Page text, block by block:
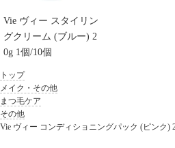
トップ
メイク・その他
まつ毛ケア
その他
Vie ヴィー コンディショニングパック (ピンク)
Vie ヴィー スタイリン
グクリーム (ブルー) 2
0g 1個/10個